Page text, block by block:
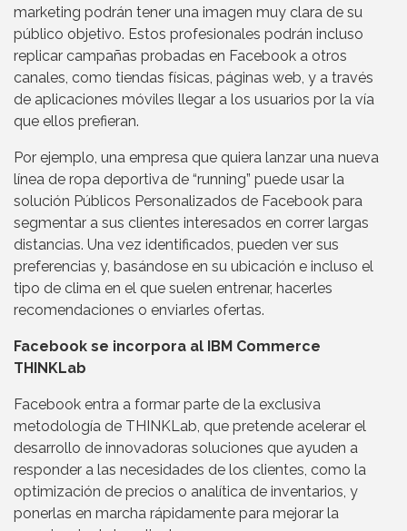
marketing podrán tener una imagen muy clara de su
público objetivo. Estos profesionales podrán incluso
replicar campañas probadas en Facebook a otros
canales, como tiendas físicas, páginas web, y a través
de aplicaciones móviles llegar a los usuarios por la vía
que ellos prefieran.
Por ejemplo, una empresa que quiera lanzar una nueva
línea de ropa deportiva de “running” puede usar la
solución Públicos Personalizados de Facebook para
segmentar a sus clientes interesados en correr largas
distancias. Una vez identificados, pueden ver sus
preferencias y, basándose en su ubicación e incluso el
tipo de clima en el que suelen entrenar, hacerles
recomendaciones o enviarles ofertas.
Facebook se incorpora al IBM Commerce
THINKLab
Facebook entra a formar parte de la exclusiva
metodología de THINKLab, que pretende acelerar el
desarrollo de innovadoras soluciones que ayuden a
responder a las necesidades de los clientes, como la
optimización de precios o analítica de inventarios, y
ponerlas en marcha rápidamente para mejorar la